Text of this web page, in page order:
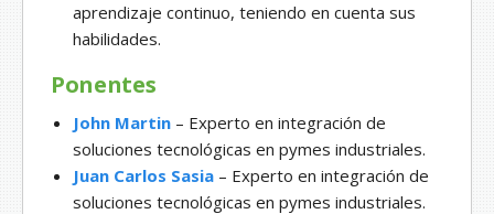
aprendizaje continuo, teniendo en cuenta sus
habilidades.
Ponentes
John Martin – Experto en integración de
soluciones tecnológicas en pymes industriales.
Juan Carlos Sasia – Experto en integración de
soluciones tecnológicas en pymes industriales.